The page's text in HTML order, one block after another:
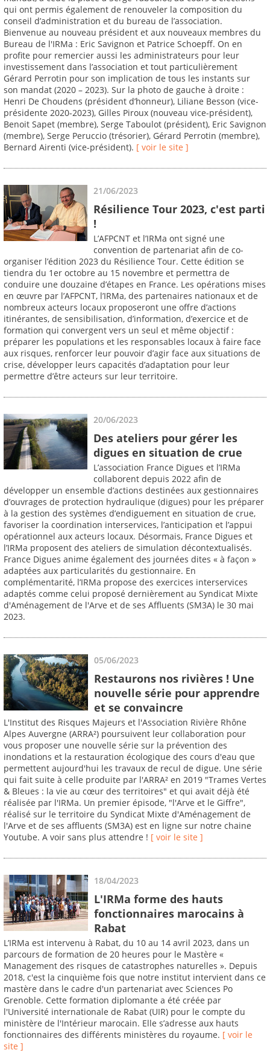
qui ont permis également de renouveler la composition du
conseil d’administration et du bureau de l’association.
Bienvenue au nouveau président et aux nouveaux membres du
Bureau de l'IRMa : Eric Savignon et Patrice Schoepff. On en
profite pour remercier aussi les administrateurs pour leur
investissement dans l’association et tout particulièrement
Gérard Perrotin pour son implication de tous les instants sur
son mandat (2020 – 2023). Sur la photo de gauche à droite :
Henri De Choudens (président d’honneur), Liliane Besson (vice-
présidente 2020-2023), Gilles Piroux (nouveau vice-président),
Benoit Sapet (membre), Serge Taboulot (président), Eric Savignon
(membre), Serge Peruccio (trésorier), Gérard Perrotin (membre),
Bernard Airenti (vice-président). [ voir le site ]
21/06/2023
Résilience Tour 2023, c'est parti
!
L’AFPCNT et l’IRMa ont signé une
convention de partenariat afin de co-
organiser l’édition 2023 du Résilience Tour. Cette édition se
tiendra du 1er octobre au 15 novembre et permettra de
conduire une douzaine d’étapes en France. Les opérations mises
en œuvre par l’AFPCNT, l’IRMa, des partenaires nationaux et de
nombreux acteurs locaux proposeront une offre d’actions
itinérantes, de sensibilisation, d’information, d’exercice et de
formation qui convergent vers un seul et même objectif :
préparer les populations et les responsables locaux à faire face
aux risques, renforcer leur pouvoir d’agir face aux situations de
crise, développer leurs capacités d’adaptation pour leur
permettre d’être acteurs sur leur territoire.
20/06/2023
Des ateliers pour gérer les
digues en situation de crue
L’association France Digues et l’IRMa
collaborent depuis 2022 afin de
développer un ensemble d’actions destinées aux gestionnaires
d’ouvrages de protection hydraulique (digues) pour les préparer
à la gestion des systèmes d’endiguement en situation de crue,
favoriser la coordination interservices, l’anticipation et l’appui
opérationnel aux acteurs locaux. Désormais, France Digues et
l’IRMa proposent des ateliers de simulation décontextualisés.
France Digues anime également des journées dites « à façon »
adaptées aux particularités du gestionnaire. En
complémentarité, l’IRMa propose des exercices interservices
adaptés comme celui proposé dernièrement au Syndicat Mixte
d'Aménagement de l'Arve et de ses Affluents (SM3A) le 30 mai
2023.
05/06/2023
Restaurons nos rivières ! Une
nouvelle série pour apprendre
et se convaincre
L'Institut des Risques Majeurs et l'Association Rivière Rhône
Alpes Auvergne (ARRA²) poursuivent leur collaboration pour
vous proposer une nouvelle série sur la prévention des
inondations et la restauration écologique des cours d'eau que
permettent aujourd'hui les travaux de recul de digue. Une série
qui fait suite à celle produite par l'ARRA² en 2019 "Trames Vertes
& Bleues : la vie au cœur des territoires" et qui avait déjà été
réalisée par l'IRMa. Un premier épisode, "l'Arve et le Giffre",
réalisé sur le territoire du Syndicat Mixte d'Aménagement de
l'Arve et de ses affluents (SM3A) est en ligne sur notre chaine
Youtube. A voir sans plus attendre ! [ voir le site ]
18/04/2023
L'IRMa forme des hauts
fonctionnaires marocains à
Rabat
L’IRMa est intervenu à Rabat, du 10 au 14 avril 2023, dans un
parcours de formation de 20 heures pour le Mastère «
Management des risques de catastrophes naturelles ». Depuis
2018, c'est la cinquième fois que notre institut intervient dans ce
mastère dans le cadre d'un partenariat avec Sciences Po
Grenoble. Cette formation diplomante a été créée par
l'Université internationale de Rabat (UIR) pour le compte du
ministère de l'Intérieur marocain. Elle s’adresse aux hauts
fonctionnaires des différents ministères du royaume. [ voir le
site ]